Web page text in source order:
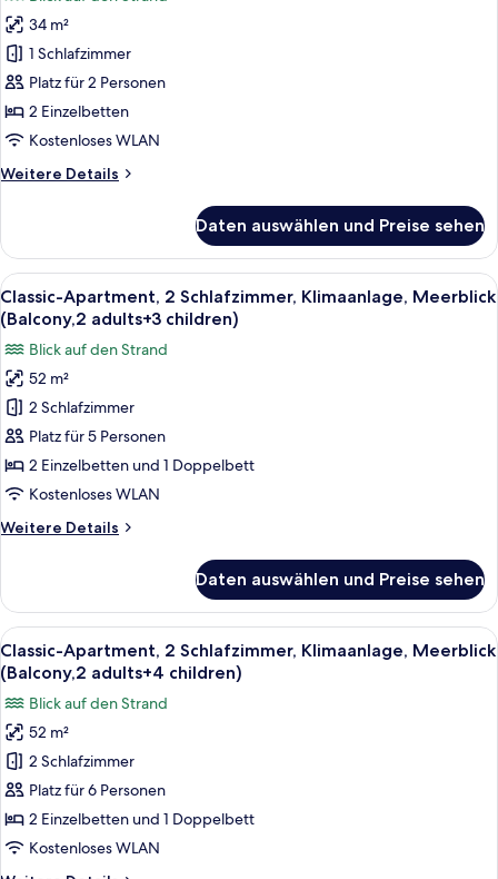
Superior-
Zimmer,
Klimaanlage,
Meerblick
(Balcony,
2
anzeigen
34 m²
1 Schlafzimmer
Platz für 2 Personen
2 Einzelbetten
Kostenloses WLAN
Weitere Details
Weitere
Zimmer,
Klimaanlage,
Meerblick
(Balcony,
2
adults)
Daten auswählen und Preise sehen
Alle
Fotos
für
Classic-
Apartment,
2 Schlafzimmer,
Klimaanlage,
Meerblick
(Balcony,2
children)
Zimmersafe, kostenloses WLAN,
22
Classic-Apartment, 2 Schlafzimmer, Klimaanlage, Meerblick
(Balcony,2 adults+3 children)
Blick auf den Strand
52 m²
2 Schlafzimmer
Platz für 5 Personen
2 Einzelbetten und 1 Doppelbett
Kostenloses WLAN
Weitere Details
Weitere
Apartment,
2 Schlafzimmer,
Klimaanlage,
Meerblick
(Balcony,2
adults+3
children)
Daten auswählen und Preise sehen
Alle
Fotos
für
Classic-
Apartment,
2 Schlafzimmer,
Klimaanlage,
Meerblick
(Balcony,2
Zimmersafe, kostenloses WLAN,
22
Classic-Apartment, 2 Schlafzimmer, Klimaanlage, Meerblick
(Balcony,2 adults+4 children)
Blick auf den Strand
52 m²
2 Schlafzimmer
Platz für 6 Personen
2 Einzelbetten und 1 Doppelbett
Kostenloses WLAN